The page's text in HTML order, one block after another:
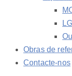
LG
Obras de
Contacte-nos